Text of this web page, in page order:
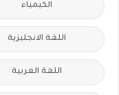
الكيمياء
اللغة الانجليزية
اللغة العربية